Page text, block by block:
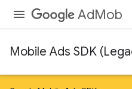
AdMob
Mobile Ads SDK